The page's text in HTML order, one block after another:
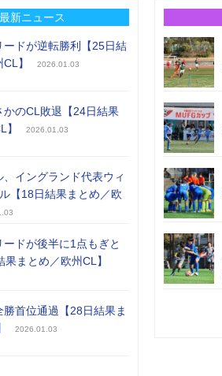
新ニュース
ードが逆転勝利【25日結
】
2026.01.03
かのCL敗退【24日結果
2026.01.03
イングランド代表ウィ
【18日結果まとめ／欧
ードが後半に1点もぎと
果まとめ／欧州CL】
勝首位通過【28日結果ま
2026.01.03